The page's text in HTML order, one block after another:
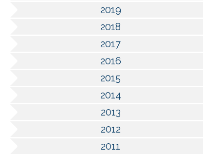
2019
2018
2017
2016
2015
2014
2013
2012
2011